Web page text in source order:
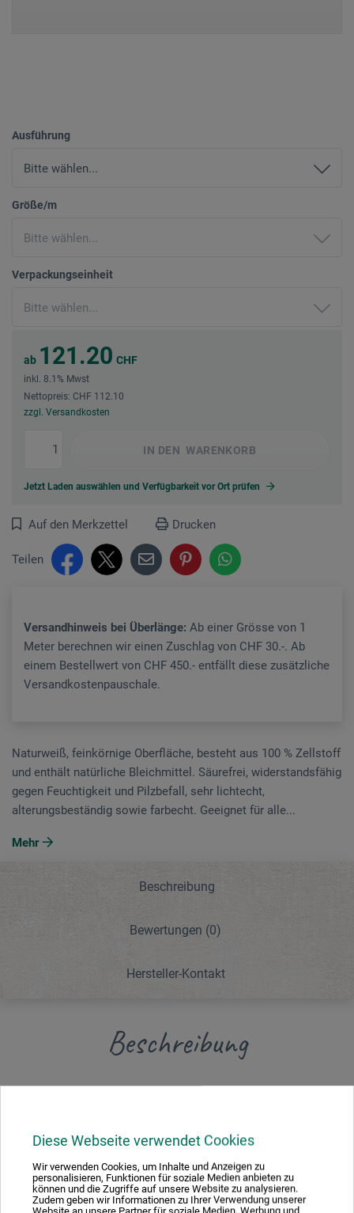
Diese Webseite verwendet Cookies
Wir verwenden Cookies, um Inhalte und Anzeigen zu
personalisieren, Funktionen für soziale Medien anbieten zu
können und die Zugriffe auf unsere Website zu analysieren.
Zudem geben wir Informationen zu Ihrer Verwendung unserer
Website an unsere Partner für soziale Medien, Werbung und
Ausführung
Größe/m
Verpackungseinheit
ab 121.20 CHF
inkl. 8.1% Mwst
Nettopreis: CHF 112.10
zzgl. Versandkosten
IN DEN WARENKORB
Jetzt Laden auswählen und Verfügbarkeit vor Ort prüfen
Auf den Merkzettel Drucken
Teilen
Versandhinweis bei Überlänge: Ab einer Grösse von 1
Meter berechnen wir einen Zuschlag von CHF 30.-. Ab
einem Bestellwert von CHF 450.- entfällt diese zusätzliche
Versandkostenpauschale.
Naturweiß, feinkörnige Oberfläche, besteht aus 100 % Zellstoff
und enthält natürliche Bleichmittel. Säurefrei, widerstandsfähig
gegen Feuchtigkeit und Pilzbefall, sehr lichtecht,
alterungsbeständig sowie farbecht. Geeignet für alle...
Mehr
Beschreibung
Bewertungen (0)
Hersteller-Kontakt
Beschreibung
Naturweiß, feinkörnige Oberfläche, besteht aus 100 %
lichtecht, alterungsbeständig sowie farbecht. Geeignet für
alle Nasstechniken: Aquarell, Gouache, Lavis und Acryl.